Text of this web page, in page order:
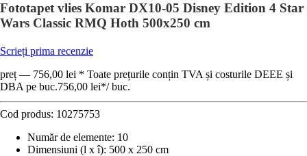
Fototapet vlies Komar DX10-05 Disney Edition 4 Star
Wars Classic RMQ Hoth 500x250 cm
Scrieți prima recenzie
preț — 756,00 lei * Toate prețurile conțin TVA și costurile DEEE și
DBA pe buc.756,00 lei*/ buc.
Cod produs: 10275753
Număr de elemente: 10
Dimensiuni (l x î): 500 x 250 cm